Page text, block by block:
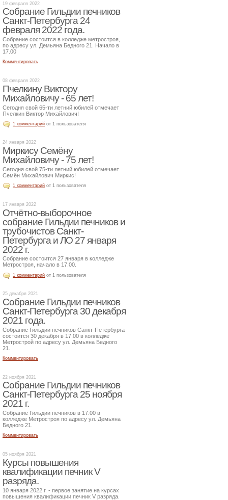
19 февраля 2022
Собрание Гильдии печников
Санкт-Петербурга 24
февраля 2022 года.
Собрание состоится в колледже метростроя,
по адресу ул. Демьяна Бедного 21. Начало в
17.00
Комментировать
08 февраля 2022
Пчелкину Виктору
Михайловичу - 65 лет!
Сегодня свой 65-ти летний юбилей отмечает
Пчелкин Виктор Михайлович!
1 комментарий от 1 пользователя
24 января 2022
Миркису Семёну
Михайловичу - 75 лет!
Сегодня свой 75-ти летний юбилей отмечает
Семён Михайлович Миркис!
1 комментарий от 1 пользователя
17 января 2022
Отчётно-выборочное
собрание Гильдии печников и
трубочистов Санкт-
Петербурга и ЛО 27 января
2022 г.
Собрание состоится 27 января в колледже
Метростроя, начало в 17.00.
1 комментарий от 1 пользователя
25 декабря 2021
Собрание Гильдии печников
Санкт-Петербурга 30 декабря
2021 года.
Собрание Гильдии печников Санкт-Петербурга
состоится 30 декабря в 17.00 в колледже
Метрострой по адресу ул. Демьяна Бедного
21.
Комментировать
22 ноября 2021
Собрание Гильдии печников
Санкт-Петербурга 25 ноября
2021 г.
Собрание Гильдии печников в 17.00 в
колледже Метростроя по адресу ул. Демьяна
Бедного 21.
Комментировать
05 ноября 2021
Курсы повышения
квалификации печник V
разряда.
10 января 2022 г. - первое занятие на курсах
повышения квалификации печник V разряда.